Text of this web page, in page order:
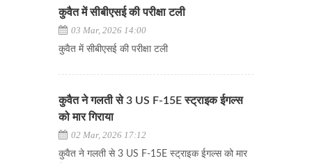
कुवैत में सीबीएसई की परीक्षा टली
03 Mar, 2026 14:00
कुवैत में सीबीएसई की परीक्षा टली
कुवैत ने गलती से 3 US F-15E स्ट्राइक ईगल्स
को मार गिराया
02 Mar, 2026 17:12
कुवैत ने गलती से 3 US F-15E स्ट्राइक ईगल्स को मार